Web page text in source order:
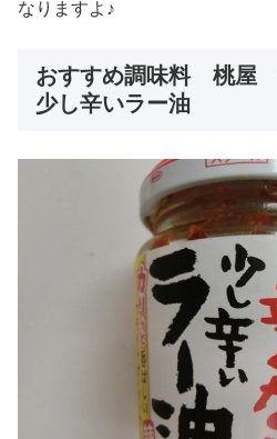
なりますよ♪
おすすめ調味料 桃屋
少し辛いラー油